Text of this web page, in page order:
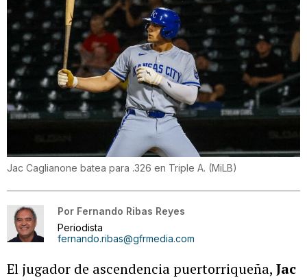
Jac Caglianone batea para .326 en Triple A. (MiLB)
Por Fernando Ribas Reyes
Periodista
fernando.ribas@gfrmedia.com
El jugador de ascendencia puertorriqueña, Jac